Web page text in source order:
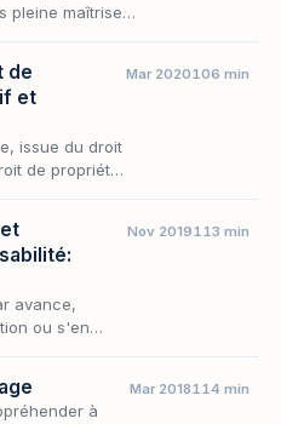
pleine maîtrise
de
et
issue du droit
de propriété
Mar 2020106 min
avance,
ou s'en
Nov 2019113 min
à
Mar 2018114 min